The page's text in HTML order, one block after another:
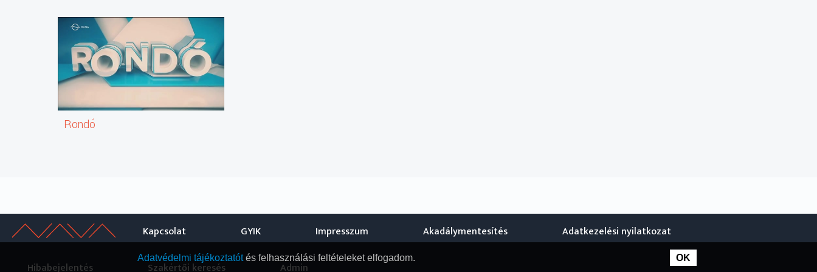
Rondó
Kapcsolat GYIK Impresszum Akadálymentesítés Adatkezelési nyilatkozat
Hibabejelentés Szakértői keresés Admin
Adatvédelmi tájékoztatótés felhasználási feltételeket elfogadom. OK